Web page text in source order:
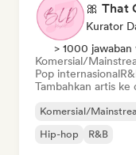
Kurator
> 1000
Komersial/
Pop internasional
Tambahkan artis
Komersial/
Hip-hop
R&B